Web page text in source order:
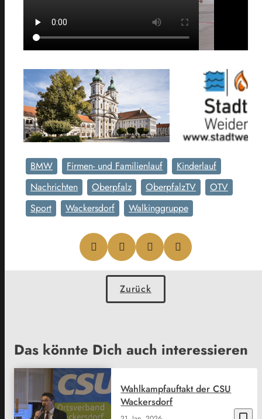
BMW Firmen- und Familienlauf
Kinderlauf
Nachrichten
Oberpfalz OberpfalzTV
OTV
Sport
Wackersdorf Walkinggruppe
Zurück
Das könnte Dich auch interessieren
Wahlkampfauftakt der CSU
Wackersdorf